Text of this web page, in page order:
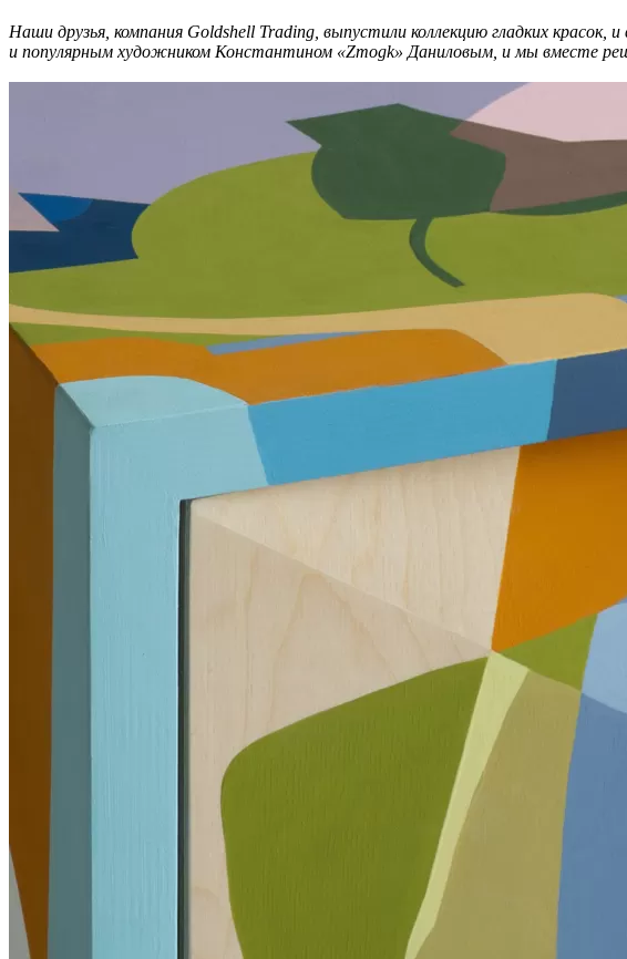
Наши друзья, компания Goldshell Trading, выпустили коллекцию гладких
и популярным художником Константином «Zmogk» Даниловым, и мы вместе